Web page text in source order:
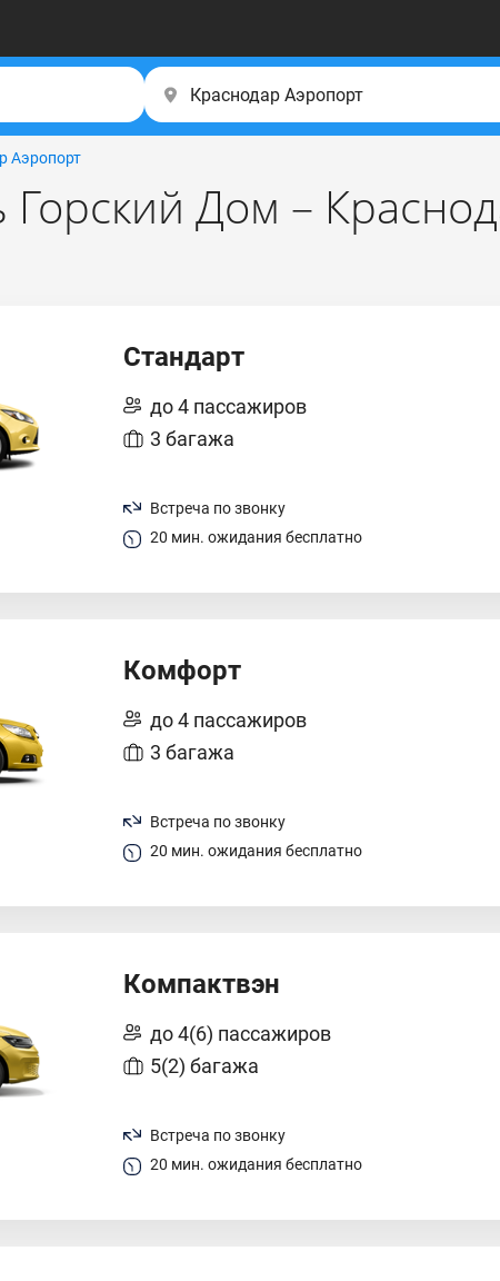
Аэропорт
Дом –
Стандарт
до 4 пассажиров
3 багажа
Встреча по звонку
20 мин. ожидания бесплатно
Комфорт
до 4 пассажиров
3 багажа
Встреча по звонку
20 мин. ожидания бесплатно
Компактвэн
до 4(6) пассажиров
5(2) багажа
Встреча по звонку
20 мин. ожидания бесплатно